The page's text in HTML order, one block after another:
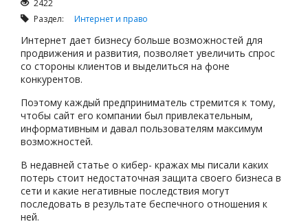
2422
Раздел: Интернет и право
Интернет дает бизнесу больше возможностей для
продвижения и развития, позволяет увеличить спрос
со стороны клиентов и выделиться на фоне
конкурентов.
Поэтому каждый предприниматель стремится к тому,
чтобы сайт его компании был привлекательным,
информативным и давал пользователям максимум
возможностей.
В недавней статье о кибер- кражах мы писали каких
потерь стоит недостаточная защита своего бизнеса в
сети и какие негативные последствия могут
последовать в результате беспечного отношения к
ней.